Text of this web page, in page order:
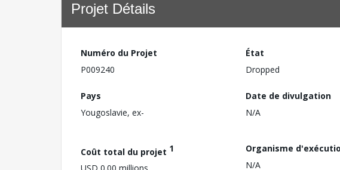
Projet Détails
Numéro du Projet
P009240
État
Dropped
Pays
Yougoslavie, ex-
Date de divulgation
N/A
Coût total du projet 1
Organisme
N/A